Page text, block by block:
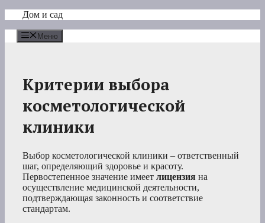
Перейти
содержимому
Дом и сад
Меню
Критерии выбора
косметологической
клиники
Выбор косметологической клиники – ответственный
шаг, определяющий здоровье и красоту.
Первостепенное значение имеет лицензия на
осуществление медицинской деятельности,
подтверждающая законность и соответствие
стандартам.